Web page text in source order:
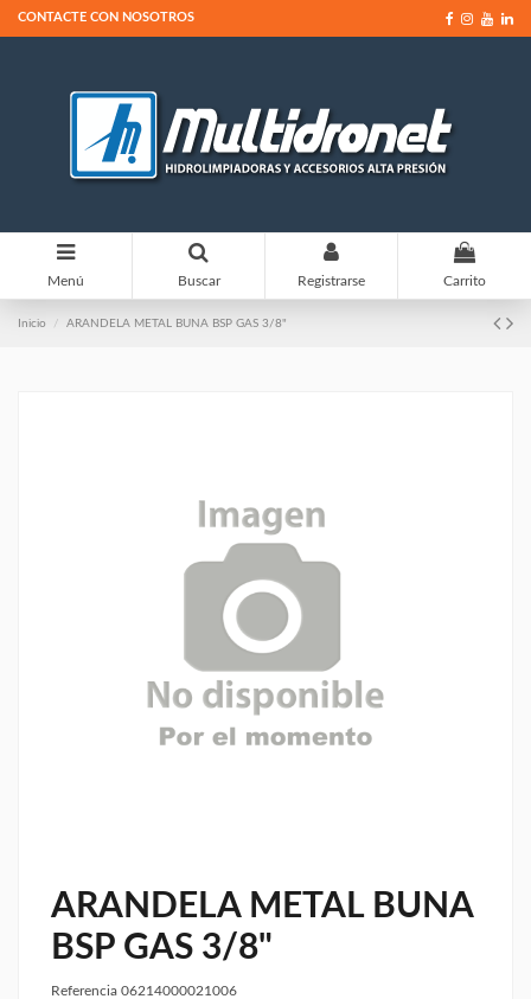
CONTACTE CON NOSOTROS
Menú Buscar Registrarse
0
Carrito
Inicio ARANDELA METAL BUNA BSP GAS 3/8"
ARANDELA METAL BUNA
BSP GAS 3/8"
Referencia 06214000021006